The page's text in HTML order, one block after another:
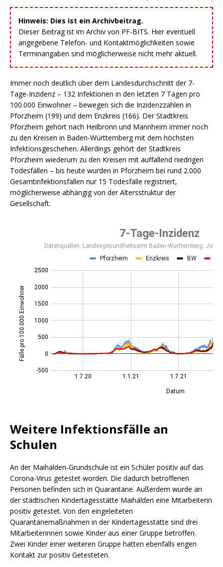
Hinweis: Dies ist ein Archivbeitrag.
Dieser Beitrag ist im Archiv von PF-BITS. Hier eventuell
angegebene Telefon- und Kontaktmöglichkeiten sowie
Terminangaben sind möglicherweise nicht mehr aktuell.
Immer noch deutlich über dem Landesdurchschnitt der 7-
Tage-Inzidenz – 132 Infektionen in den letzten 7 Tagen pro
100.000 Einwohner – bewegen sich die Inzidenzzahlen in
Pforzheim (199) und dem Enzkreis (166). Der Stadtkreis
Pforzheim gehört nach Heilbronn und Mannheim immer noch
zu den Kreisen in Baden-Württemberg mit dem höchsten
Infektionsgeschehen. Allerdings gehört der Stadtkreis
Pforzheim wiederum zu den Kreisen mit auffallend niedrigen
Todesfällen – bis heute wurden in Pforzheim bei rund 2.000
Gesamtinfektionsfällen nur 15 Todesfälle registriert,
möglicherweise abhängig von der Altersstruktur der
Gesellschaft.
Weitere Infektionsfälle an
Schulen
An der Maihälden-Grundschule ist ein Schüler positiv auf das
Corona-Virus getestet worden. Die dadurch betroffenen
Personen befinden sich in Quarantäne. Außerdem wurde an
der städtischen Kindertagesstätte Maihälden eine Mitarbeiterin
positiv getestet. Von den eingeleiteten
Quarantänemaßnahmen in der Kindertagesstätte sind drei
Mitarbeiterinnen sowie Kinder aus einer Gruppe betroffen.
Zwei Kinder einer weiteren Gruppe hatten ebenfalls engen
Kontakt zur positiv Getesteten.